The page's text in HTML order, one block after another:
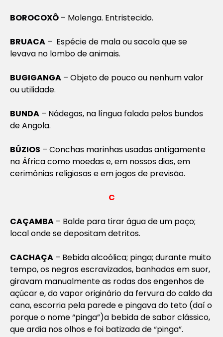
BOROCOXÔ – Molenga. Entristecido.
BRUACA – Espécie de mala ou sacola que se
levava no lombo de animais.
BUGIGANGA – Objeto de pouco ou nenhum valor
ou utilidade.
BUNDA – Nádegas, na língua falada pelos bundos
de Angola.
BÚZIOS – Conchas marinhas usadas antigamente
na África como moedas e, em nossos dias, em
cerimônias religiosas e em jogos de previsão.
C
CAÇAMBA – Balde para tirar água de um poço;
local onde se depositam detritos.
CACHAÇA – Bebida alcoólica; pinga; durante muito
tempo, os negros escravizados, banhados em suor,
giravam manualmente as rodas dos engenhos de
açúcar e, do vapor originário da fervura do caldo da
cana, escorria pela parede e pingava do teto (daí o
porque o nome “pinga”)a bebida de sabor clássico,
que ardia nos olhos e foi batizada de “pinga”.